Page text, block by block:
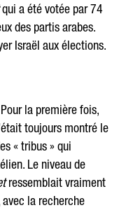
qui a été votée par 74
des partis arabes.
Israël aux élections.
la première fois,
toujours montré le
« tribus » qui
Le niveau de
ressemblait vraiment
la recherche